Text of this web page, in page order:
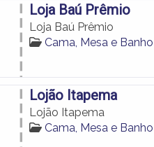
Loja Baú Prêmio
Loja Baú Prêmio
Cama, Mesa e
Lojão Itapema
Lojão Itapema
Cama, Mesa e